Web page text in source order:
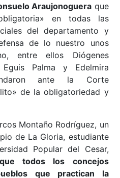
Araujonoguera que
en todas las
del departamento y
de lo nuestro unos
entre ellos Diógenes
Palma y Edelmira
ante la Corte
de la obligatoriedad y
Montaño Rodríguez, un
de La Gloria, estudiante
Popular del Cesar,
todos los concejos
que practican la